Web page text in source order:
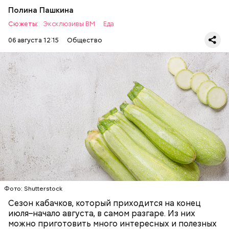
Полина Пашкина
Сюжеты: Эксклюзивы ВМ
Еда
06 августа 12:15
Общество
Фото: Shutterstock
Сезон кабачков, который приходится на конец
июля–начало августа, в самом разгаре. Из них
можно приготовить много интересных и полезных
Ингредиенты:
ЕДА ОВОЩИ РЕЦЕПТЫ
Фото: Shutterstock